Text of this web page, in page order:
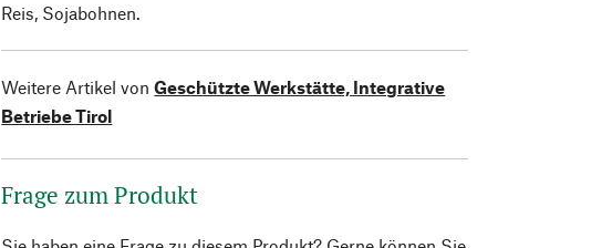
Reis, Sojabohnen.
Weitere Artikel von Geschützte Werkstätte, Integrative
Betriebe Tirol
Frage zum Produkt